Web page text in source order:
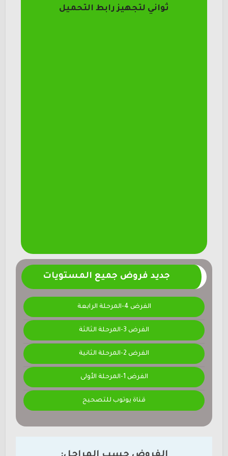
الفرض 4-المرحلة الرابعة
الفرض 3-المرحلة الثالثة
الفرض 2-المرحلة الثانية
الفرض 1-المرحلة الأولى
قناة يوتوب للتصحيح
الفروض حسب المراحل: